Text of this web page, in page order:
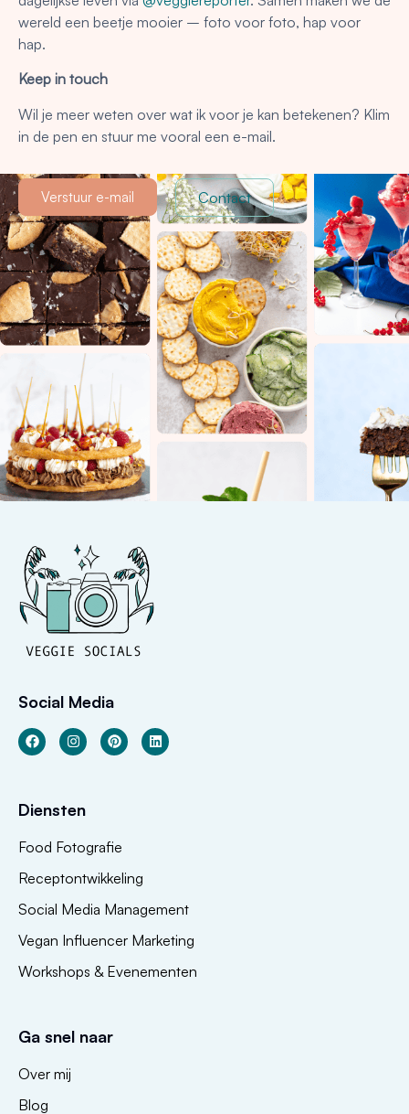
wereld een beetje mooier – foto voor foto, hap voor
hap.
Keep in touch
Wil je meer weten over wat ik voor je kan betekenen? Klim
in de pen en stuur me vooral een e-mail.
Verstuur e-mail Contact
Social Media
Diensten
Food Fotografie
Receptontwikkeling
Social Media Management
Vegan Influencer Marketing
Workshops & Evenementen
Ga snel naar
Over mij
Blog